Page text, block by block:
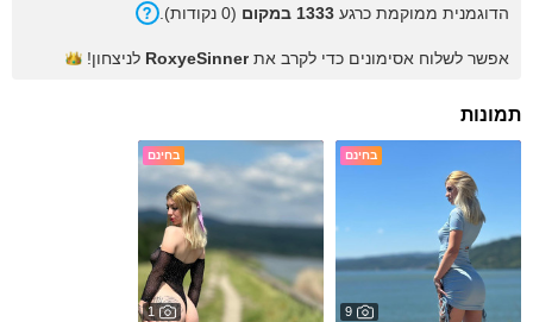
הדוגמנית ממוקמת כרגע 1333 במקום (0 נקודות).
אפשר לשלוח אסימונים כדי לקרב את RoxyeSinner לניצחון!
תמונות
בחינם
9
בחינם
1